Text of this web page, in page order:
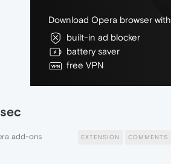
Download Opera browser
built-in ad blocker
battery saver
free VPN
add-ons EXTENSION COMMENTS